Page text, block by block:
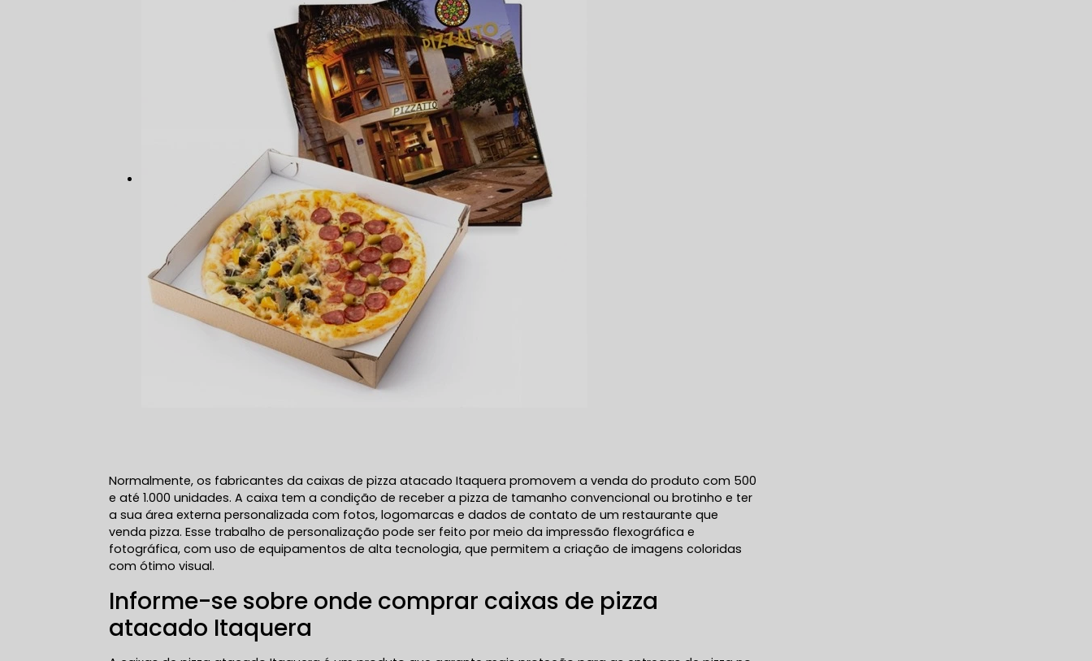
Normalmente, os fabricantes da caixas de pizza atacado Itaquera promovem a venda do produto com 500
e até 1.000 unidades. A caixa tem a condição de receber a pizza de tamanho convencional ou brotinho e ter
a sua área externa personalizada com fotos, logomarcas e dados de contato de um restaurante que
venda pizza. Esse trabalho de personalização pode ser feito por meio da impressão flexográfica e
fotográfica, com uso de equipamentos de alta tecnologia, que permitem a criação de imagens coloridas
com ótimo visual.
Informe-se sobre onde comprar caixas de pizza
atacado Itaquera